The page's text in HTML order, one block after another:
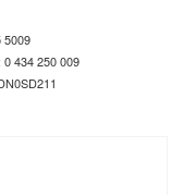
5009
0 434 250 009